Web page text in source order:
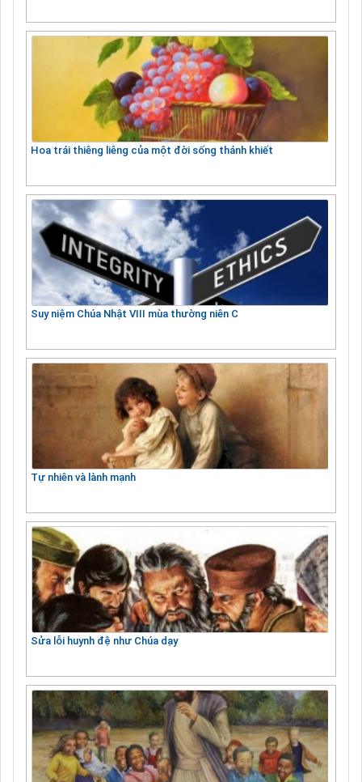
Hoa trái thiêng liêng của một đời sống thánh khiết
Suy niệm Chúa Nhật VIII mùa thường niên C
Tự nhiên và lành mạnh
Sửa lỗi huynh đệ như Chúa dạy